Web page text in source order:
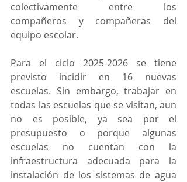
colectivamente entre los
compañeros y compañeras del
equipo escolar.
Para el ciclo 2025-2026 se tiene
previsto incidir en 16 nuevas
escuelas. Sin embargo, trabajar en
todas las escuelas que se visitan, aun
no es posible, ya sea por el
presupuesto o porque algunas
escuelas no cuentan con la
infraestructura adecuada para la
instalación de los sistemas de agua